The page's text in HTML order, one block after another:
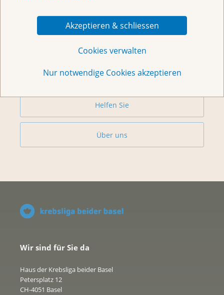
Akzeptieren & schliessen
Cookies verwalten
Nur notwendige Cookies akzeptieren
Beratung
Vorsorge & Forschung
Helfen Sie
Über uns
Wir sind für Sie da
Haus der Krebsliga beider Basel
Petersplatz 12
CH-4051 Basel